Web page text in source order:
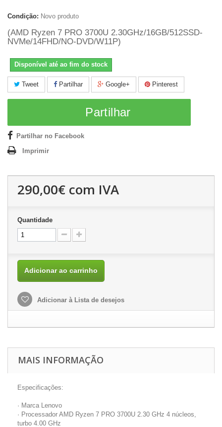
Condição: Novo produto
(AMD Ryzen 7 PRO 3700U 2.30GHz/16GB/512SSD-
NVMe/14FHD/NO-DVD/W11P)
Disponível até ao fim do stock
Tweet Partilhar Google+ Pinterest
Partilhar
Partilhar no Facebook
Imprimir
290,00€ com IVA
Quantidade
Adicionar ao carrinho
Adicionar à Lista de desejos
MAIS INFORMAÇÃO
Especificações:
· Marca Lenovo
· Processador AMD Ryzen 7 PRO 3700U 2.30 GHz 4 núcleos,
turbo 4.00 GHz